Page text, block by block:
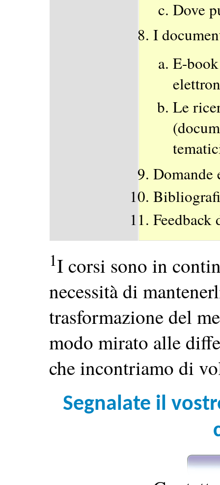
Dove
I
E-
Le
Domande
Feedback
1I corsi sono in
necessità di
trasformazione del
modo mirato alle
che incontriamo di
Segnalate il